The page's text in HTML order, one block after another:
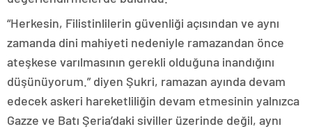
“Herkesin, Filistinlilerin güvenliği açısından ve aynı
zamanda dini mahiyeti nedeniyle ramazandan önce
ateşkese varılmasının gerekli olduğuna inandığını
düşünüyorum.” diyen Şukri, ramazan ayında devam
edecek askeri hareketliliğin devam etmesinin yalnızca
Gazze ve Batı Şeria’daki siviller üzerinde değil, aynı